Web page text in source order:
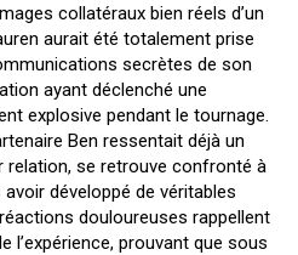
collatéraux bien réels d’un
aurait été totalement prise
secrètes de son
ayant déclenché une
explosive pendant le tournage.
Ben ressentait déjà un
relation, se retrouve confronté à
développé de véritables
douloureuses rappellent
l’expérience, prouvant que sous